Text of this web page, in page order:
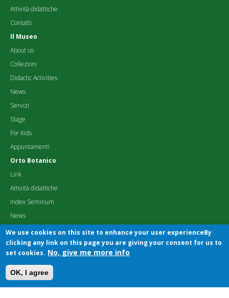
Attività didattiche
Contatti
Il Museo
About us
Collezioni
Didactic Activities
News
Servizi
Stage
For Kids
Appuntamenti
Orto Botanico
Link
Attività didattiche
Index Seminum
News
Pubblicazioni
Area riservata
We use cookies on this site to enhance your user experienceBy
clicking any link on this page you are giving your consent for us to
set cookies. No, give me more info
OK, I agree